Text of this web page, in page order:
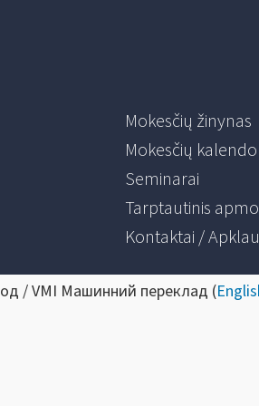
Mokesčių žinynas
Mokesčių
Seminarai
Tarptautinis
Kontaktai /
/ VMI Машинний переклад (